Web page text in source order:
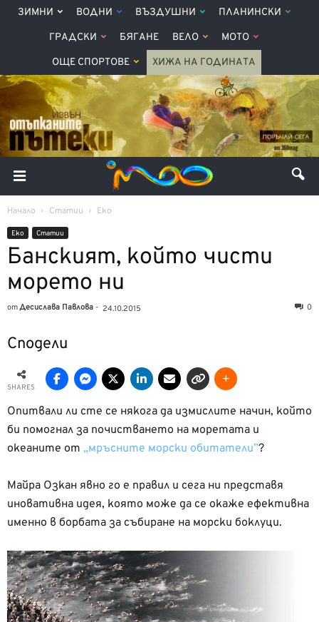
ЗИМНИ ВОДНИ ВЪЗДУШНИ ПЛАНИНСКИ
ГРАДСКИ БЯГАНЕ ВЕЛО МОТО
ОЩЕ СПОРТОВЕ ХИЖА НА ГОДИНАТА
Начало Статии Еко
Еко Статии
Банският, който чисти
морето ни
отДесислава Павлова - 24.10.2015 0
Сподели
SHARES
Опитвали ли сте се някога да измислите начин, който
би помогнал за почистването на моретата и
океаните от „мръсните морски обитатели”?
Майра Озкан явно го е правил и сега ни представя
иновативна идея, която може да се окаже ефективна
именно в борбата за събиране на морски боклуци.